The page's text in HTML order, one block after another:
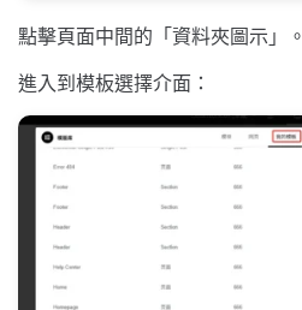
點擊頁面中間的「資料夾圖示」。
進入到模板選擇介面：